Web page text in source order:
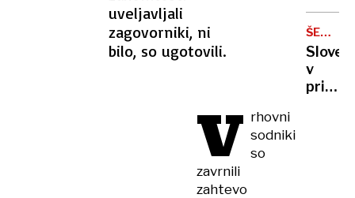
uveljavljali
zagovorniki, ni
bilo, so ugotovili.
V rhovni
sodniki
so
zavrnili
zahtevo
za
je
Laszlo
ŠEPET
v